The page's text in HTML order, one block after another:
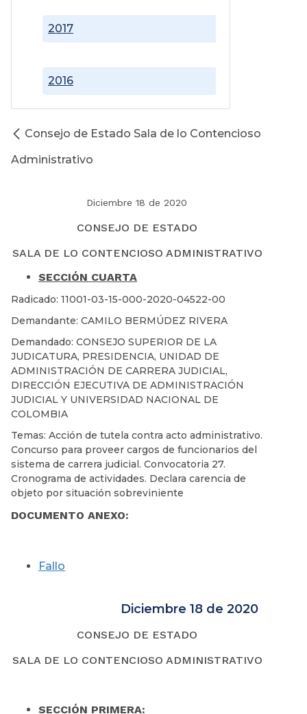
2016
2017
Consejo de Estado Sala de lo Contencioso
Administrativo
Diciembre 18 de 2020
CONSEJO DE ESTADO
SALA DE LO CONTENCIOSO ADMINISTRATIVO
SECCIÓN CUARTA
Radicado: 11001-03-15-000-2020-04522-00
Demandante: CAMILO BERMÚDEZ RIVERA
Demandado: CONSEJO SUPERIOR DE LA
JUDICATURA, PRESIDENCIA, UNIDAD DE
ADMINISTRACIÓN DE CARRERA JUDICIAL,
DIRECCIÓN EJECUTIVA DE ADMINISTRACIÓN
JUDICIAL Y UNIVERSIDAD NACIONAL DE
COLOMBIA
Temas: Acción de tutela contra acto administrativo.
Concurso para proveer cargos de funcionarios del
sistema de carrera judicial. Convocatoria 27.
Cronograma de actividades. Declara carencia de
objeto por situación sobreviniente
DOCUMENTO ANEXO:
Fallo
Diciembre 18 de 2020
CONSEJO DE ESTADO
SALA DE LO CONTENCIOSO ADMINISTRATIVO
SECCIÓN PRIMERA: